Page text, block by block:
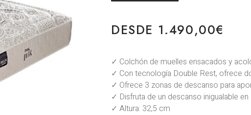
DESDE 1.490,00€
✓ Colchón de muelles ensacados y
✓ Con tecnología Double Rest, ofrece
✓ Ofrece 3 zonas de descanso para
✓ Disfruta de un descanso inigualable
✓ Altura: 32,5 cm